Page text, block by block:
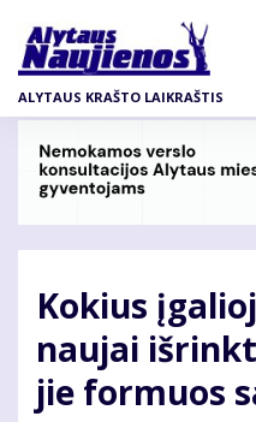
pagrindinį
turinį
ALYTAUS KRAŠTO LAIKRAŠTIS
Kokius
naujai
jie formuos